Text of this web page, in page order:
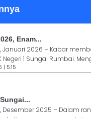
Enam...
Januari 2026 – Kabar
Negeri 1 Sungai Rumbai.
| 5:15
Desember 2025 – Dalam